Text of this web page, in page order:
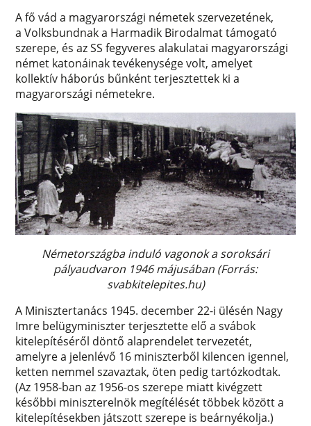
A fő vád a magyarországi németek szervezetének,
a Volksbundnak a Harmadik Birodalmat támogató
szerepe, és az SS fegyveres alakulatai magyarországi
német katonáinak tevékenysége volt, amelyet
kollektív háborús bűnként terjesztettek ki a
magyarországi németekre.
Németországba induló vagonok a soroksári
pályaudvaron 1946 májusában (Forrás:
svabkitelepites.hu)
A Minisztertanács 1945. december 22-i ülésén Nagy
Imre belügyminiszter terjesztette elő a svábok
kitelepítéséről döntő alaprendelet tervezetét,
amelyre a jelenlévő 16 miniszterből kilencen igennel,
ketten nemmel szavaztak, öten pedig tartózkodtak.
(Az 1958-ban az 1956-os szerepe miatt kivégzett
későbbi miniszterelnök megítélését többek között a
kitelepítésekben játszott szerepe is beárnyékolja.)